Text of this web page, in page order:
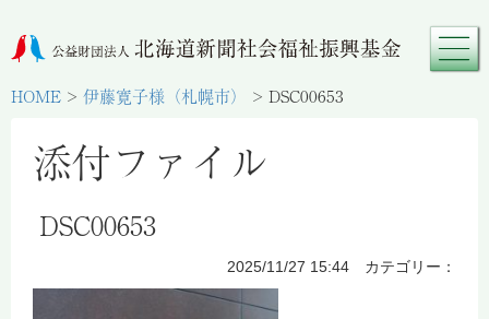
HOME > 伊藤寛子様（札幌市） > DSC00653
添付ファイル
DSC00653
2025/11/27 15:44 カテゴリー：